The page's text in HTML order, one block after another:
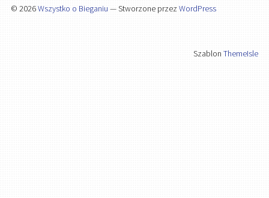
© 2026Wszystko o Bieganiu — Stworzone przezWordPress
SzablonThemeIsle